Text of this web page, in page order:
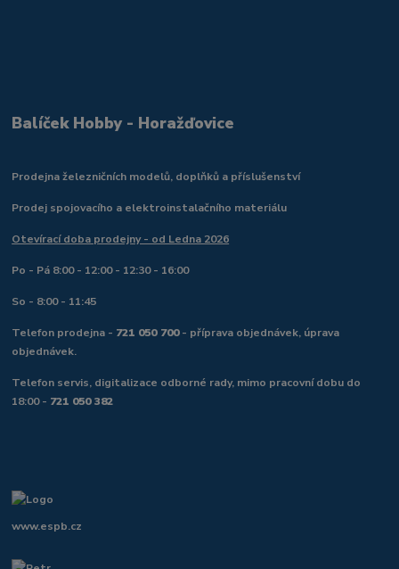
Balíček Hobby - Horažďovice
Prodejna železničních modelů, doplňků a příslušenství
Prodej spojovacího a elektroinstalačního materiálu
Otevírací doba prodejny - od Ledna 2026
Po - Pá 8:00 - 12:00 - 12:30 - 16:00
So - 8:00 - 11:45
Telefon prodejna - 721 050 700- příprava objednávek, úprava
objednávek.
Telefon servis, digitalizace odborné rady, mimo pracovní dobu do
18:00 - 721 050 382
www.espb.cz